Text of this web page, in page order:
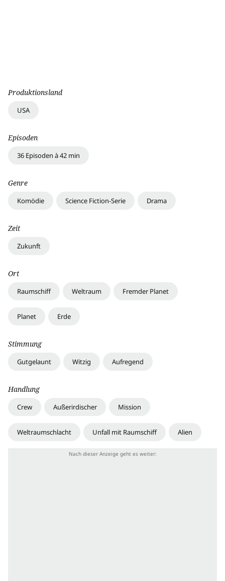
Produktionsland
USA
Episoden
36 Episoden à 42 min
Genre
Komödie Science Fiction-Serie Drama
Zeit
Zukunft
Ort
Raumschiff Weltraum Fremder Planet
Planet Erde
Stimmung
Gutgelaunt Witzig Aufregend
Handlung
Crew Außerirdischer Mission
Weltraumschlacht Unfall mit Raumschiff Alien